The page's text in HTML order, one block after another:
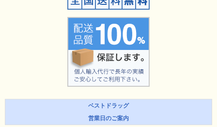
ベストドラッグ
営業日のご案内